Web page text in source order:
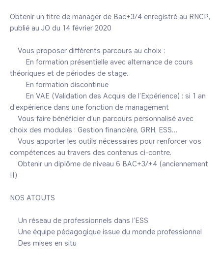
Obtenir un titre de manager de Bac+3/4 enregistré au RNCP,
publié au JO du 14 février 2020
théoriques et de périodes de stage.
d’expérience dans une fonction de management
choix des modules : Gestion financière, GRH, ESS…
compétences au travers des contenus ci-contre.
II)
NOS ATOUTS
    Des mises en situ